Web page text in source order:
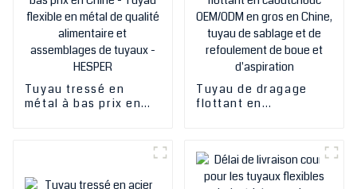
Tuyau tressé en
métal à bas prix en
tuyaux - HESPER
Tuyau de dragage
flottant en
de refoulement de
boue et d'aspiration